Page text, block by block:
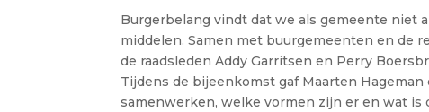
Burgerbelang vindt dat we als gemeente niet
middelen. Samen met buurgemeenten en de
de raadsleden Addy Garritsen en Perry
Tijdens de bijeenkomst gaf Maarten
samenwerken, welke vormen zijn er en wat is